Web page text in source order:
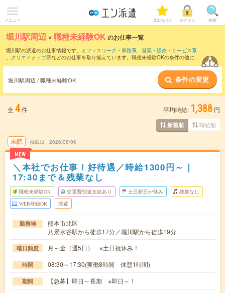
メニュー 気になる! ログイン 検索
堀川駅周辺 ×職種未経験OK のお仕事一覧
堀川駅の派遣のお仕事情報です。 オフィスワーク・事務系、 営業・販売・サービス系
、 クリエイティブ系などのお仕事を取り揃えています。職種未経験OKの条件の他に、
堀川駅周辺 / 職種未経験OK 条件の変更
全 4件 平均時給: 1,388 円
新着順 時給順
未読
NEW
掲載日 2026/08/06
＼本社でお仕事！好待遇／時給1300円～｜
17:30まで＆残業なし
職種未経験OK 交通費別途支給あり 土日祝日が休み 残業なし
WEB登録OK 派遣
勤務地
熊本市北区
八景水谷駅から徒歩17分／堀川駅から徒歩19分
曜日頻度 月～金（週5日） ※土日祝休み！
時間 08:30～17:30(実働8時間 休憩1時間)
期間 【急募】即日～長期 ※即日～！